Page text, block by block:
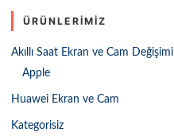
ÜRÜNLERIMIZ
Akıllı Saat Ekran ve Cam Değişimi
Apple
Huawei Ekran ve Cam
Kategorisiz